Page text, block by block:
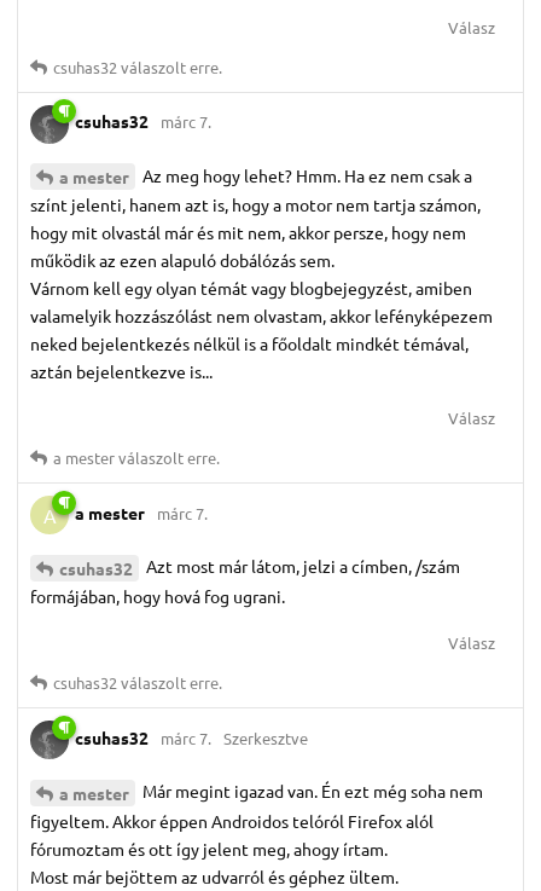
Válasz
csuhas32 válaszolt erre.
csuhas32 márc 7.
a mester
Az meg hogy lehet? Hmm. Ha ez nem csak a
színt jelenti, hanem azt is, hogy a motor nem tartja számon,
hogy mit olvastál már és mit nem, akkor persze, hogy nem
működik az ezen alapuló dobálózás sem.
Várnom kell egy olyan témát vagy blogbejegyzést, amiben
valamelyik hozzászólást nem olvastam, akkor lefényképezem
neked bejelentkezés nélkül is a főoldalt mindkét témával,
aztán bejelentkezve is...
Válasz
a mesterválaszolt erre.
A a mester márc 7.
csuhas32
Azt most már látom, jelzi a címben, /szám
formájában, hogy hová fog ugrani.
Válasz
csuhas32 válaszolt erre.
csuhas32 márc 7. Szerkesztve
a mester
Már megint igazad van. Én ezt még soha nem
figyeltem. Akkor éppen Androidos telóról Firefox alól
fórumoztam és ott így jelent meg, ahogy írtam.
Most már bejöttem az udvarról és géphez ültem.